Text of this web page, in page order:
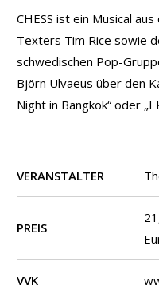
CHESS ist ein Musical
Texters Tim Rice sowie
schwedischen Pop-
Björn Ulvaeus über den
Night in Bangkok“ oder „I
VERANSTALTER
PREIS
VVK